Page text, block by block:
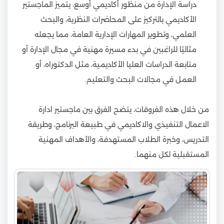
دراسة الإدارة من منظور أكاديمي أوسع، يتميز الماجستير
الأكاديمي بالتركيز على المحاضرات النظرية، والبحث
العلمي، وتطوير المهارات الإدارية العامة، مما يجعله
مثاليًا للراغبين في بدء مسيرة مهنية في مجال الإدارة أو
متابعة الدراسات العليا الأكاديمية، مثل الدكتوراه، أو
العمل في مجالات البحث والتعليم.
من خلال هذه الفروقات، يتضح الفرق بين ماجستير ادارة
الاعمال التنفيذي والاكاديمي في طبيعة البرنامج، وطريقة
التدريس، وخبرة الطلاب المستهدفة، والأهداف المهنية
المستقبلية لكل منهما.